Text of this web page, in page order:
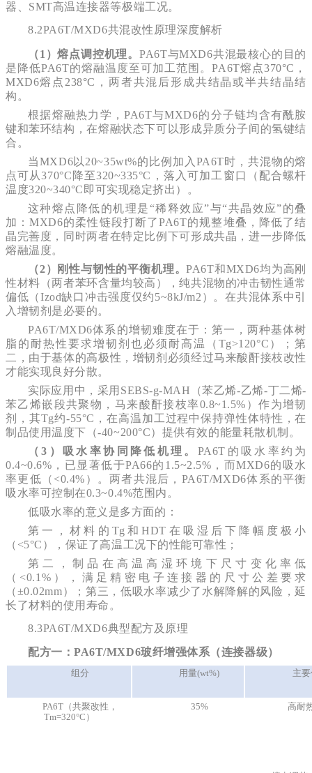
器、SMT高温连接器等极端工况。
8.2PA6T/MXD6共混改性原理深度解析
（1）熔点调控机理。PA6T与MXD6共混最核心的目的
是降低PA6T的熔融温度至可加工范围。PA6T熔点370°C，
MXD6熔点238°C，两者共混后形成共结晶或半共结晶结
构。
根据熔融热力学，PA6T与MXD6的分子链均含有酰胺
键和苯环结构，在熔融状态下可以形成异质分子间的氢键结
合。
当MXD6以20~35wt%的比例加入PA6T时，共混物的熔
点可从370°C降至320~335°C，落入可加工窗口（配合螺杆
温度320~340°C即可实现稳定挤出）。
这种熔点降低的机理是“稀释效应”与“共晶效应”的叠
加：MXD6的柔性链段打断了PA6T的规整堆叠，降低了结
晶完善度，同时两者在特定比例下可形成共晶，进一步降低
熔融温度。
（2）刚性与韧性的平衡机理。PA6T和MXD6均为高刚
性材料（两者苯环含量均较高），纯共混物的冲击韧性通常
偏低（Izod缺口冲击强度仅约5~8kJ/m2）。在共混体系中引
入增韧剂是必要的。
PA6T/MXD6体系的增韧难度在于：第一，两种基体树
脂的耐热性要求增韧剂也必须耐高温（Tg>120°C）；第
二，由于基体的高极性，增韧剂必须经过马来酸酐接枝改性
才能实现良好分散。
实际应用中，采用SEBS-g-MAH（苯乙烯-乙烯-丁二烯-
苯乙烯嵌段共聚物，马来酸酐接枝率0.8~1.5%）作为增韧
剂，其Tg约-55°C，在高温加工过程中保持弹性体特性，在
制品使用温度下（-40~200°C）提供有效的能量耗散机制。
（3）吸水率协同降低机理。 PA6T的吸水率约为
0.4~0.6%，已显著低于PA66的1.5~2.5%，而MXD6的吸水
率更低（<0.4%）。两者共混后，PA6T/MXD6体系的平衡
吸水率可控制在0.3~0.4%范围内。
低吸水率的意义是多方面的：
第一，材料的Tg和HDT在吸湿后下降幅度极小
（<5°C），保证了高温工况下的性能可靠性；
第二，制品在高温高湿环境下尺寸变化率低
（<0.1%），满足精密电子连接器的尺寸公差要求
（±0.02mm）；第三，低吸水率减少了水解降解的风险，延
长了材料的使用寿命。
8.3PA6T/MXD6典型配方及原理
配方一：PA6T/MXD6玻纤增强体系（连接器级）
组分 用量(wt%) 主
PA6T（共聚改性，
Tm=320°C）
35% 高耐